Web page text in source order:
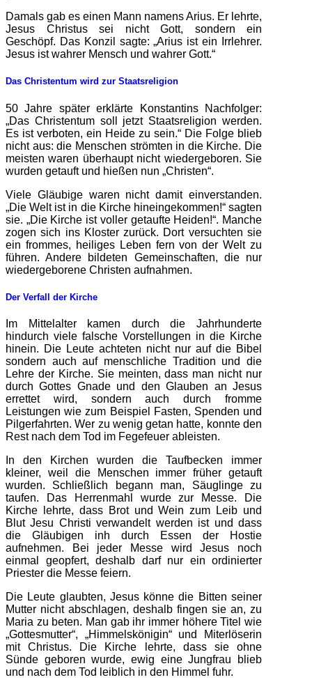
Damals gab es einen Mann namens Arius. Er lehrte,
Jesus Christus sei nicht Gott, sondern ein
Geschöpf. Das Konzil sagte: „Arius ist ein Irrlehrer.
Jesus ist wahrer Mensch und wahrer Gott.“
Das Christentum wird zur Staatsreligion
50 Jahre später erklärte Konstantins Nachfolger:
„Das Christentum soll jetzt Staatsreligion werden.
Es ist verboten, ein Heide zu sein.“ Die Folge blieb
nicht aus: die Menschen strömten in die Kirche. Die
meisten waren überhaupt nicht wiedergeboren. Sie
wurden getauft und hießen nun „Christen“.
Viele Gläubige waren nicht damit einverstanden.
„Die Welt ist in die Kirche hineingekommen!“ sagten
sie. „Die Kirche ist voller getaufte Heiden!“. Manche
zogen sich ins Kloster zurück. Dort versuchten sie
ein frommes, heiliges Leben fern von der Welt zu
führen. Andere bildeten Gemeinschaften, die nur
wiedergeborene Christen aufnahmen.
Der Verfall der Kirche
Im Mittelalter kamen durch die Jahrhunderte
hindurch viele falsche Vorstellungen in die Kirche
hinein. Die Leute achteten nicht nur auf die Bibel
sondern auch auf menschliche Tradition und die
Lehre der Kirche. Sie meinten, dass man nicht nur
durch Gottes Gnade und den Glauben an Jesus
errettet wird, sondern auch durch fromme
Leistungen wie zum Beispiel Fasten, Spenden und
Pilgerfahrten. Wer zu wenig getan hatte, konnte den
Rest nach dem Tod im Fegefeuer ableisten.
In den Kirchen wurden die Taufbecken immer
kleiner, weil die Menschen immer früher getauft
wurden. Schließlich begann man, Säuglinge zu
taufen. Das Herrenmahl wurde zur Messe. Die
Kirche lehrte, dass Brot und Wein zum Leib und
Blut Jesu Christi verwandelt werden ist und dass
die Gläubigen inh durch Essen der Hostie
aufnehmen. Bei jeder Messe wird Jesus noch
einmal geopfert, deshalb darf nur ein ordinierter
Priester die Messe feiern.
Die Leute glaubten, Jesus könne die Bitten seiner
Mutter nicht abschlagen, deshalb fingen sie an, zu
Maria zu beten. Man gab ihr immer höhere Titel wie
„Gottesmutter“, „Himmelskönigin“ und Miterlöserin
mit Christus. Die Kirche lehrte, dass sie ohne
Sünde geboren wurde, ewig eine Jungfrau blieb
und nach dem Tod leiblich in den Himmel fuhr.